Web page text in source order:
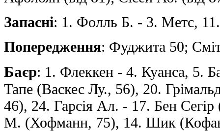
Запасні: 1. Фолль Б. - 3. Метс,
Попередження: Фуджита 50;
Баєр: 1. Флеккен - 4. Куанса, 5.
Тапе (Васкес Лу., 56), 20.
46), 24. Гарсія Ал. - 17. Бен
М. (Хофманн, 75), 14. Шик